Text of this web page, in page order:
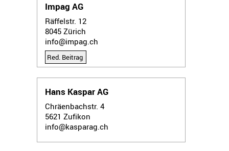
Impag AG
Räffelstr. 12
8045 Zürich
info@impag.ch
Red. Beitrag
Hans Kaspar AG
Chräenbachstr. 4
5621 Zufikon
info@kasparag.ch